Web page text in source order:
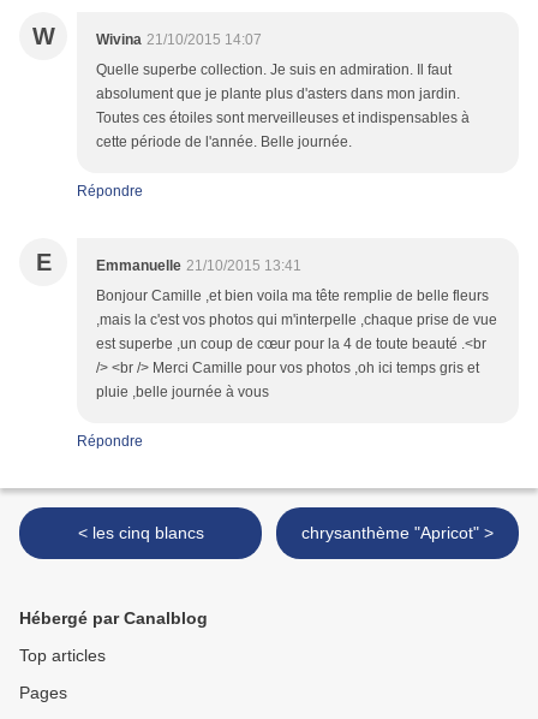
W Wivina 21/10/2015 14:07
Quelle superbe collection. Je suis en admiration. Il faut
absolument que je plante plus d'asters dans mon jardin.
Toutes ces étoiles sont merveilleuses et indispensables à
cette période de l'année. Belle journée.
Répondre
E Emmanuelle 21/10/2015 13:41
Bonjour Camille ,et bien voila ma tête remplie de belle fleurs
,mais la c'est vos photos qui m'interpelle ,chaque prise de vue
est superbe ,un coup de cœur pour la 4 de toute beauté .<br
/> <br /> Merci Camille pour vos photos ,oh ici temps gris et
pluie ,belle journée à vous
Répondre
< les cinq blancs chrysanthème "Apricot" >
Hébergé par Canalblog
Top articles
Pages